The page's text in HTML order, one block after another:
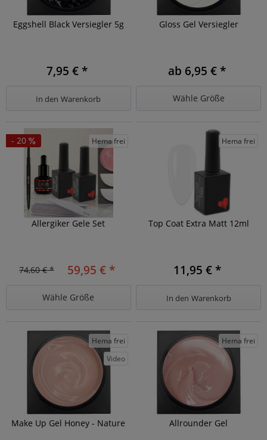
Eggshell Black Versiegler 5g
7,95 € *
In den Warenkorb
Gloss Gel Versiegler
ab 6,95 € *
Wähle Größe
- 20 Hema frei
Allergiker Gele Set
74,60 € * 59,95 € *
Wähle Größe
Hema frei
Top Coat Extra Matt 12ml
11,95 € *
In den Warenkorb
Hema frei
Video
Make Up Gel Honey - Nature
Hema frei
Allrounder Gel